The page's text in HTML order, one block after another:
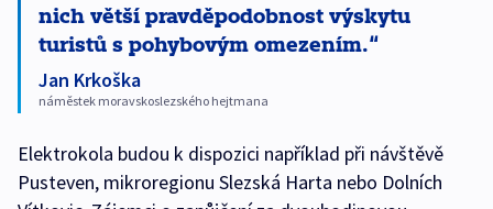
nich větší pravděpodobnost výskytu
turistů s pohybovým omezením.
Jan Krkoška
náměstek moravskoslezského hejtmana
Elektrokola budou k dispozici například při návštěvě
Pusteven, mikroregionu Slezská Harta nebo Dolních